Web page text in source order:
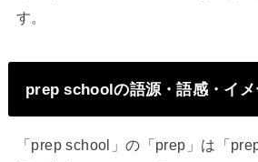
す。
prep schoolの語源・語感・イメ
「prep school」の「prep」は「